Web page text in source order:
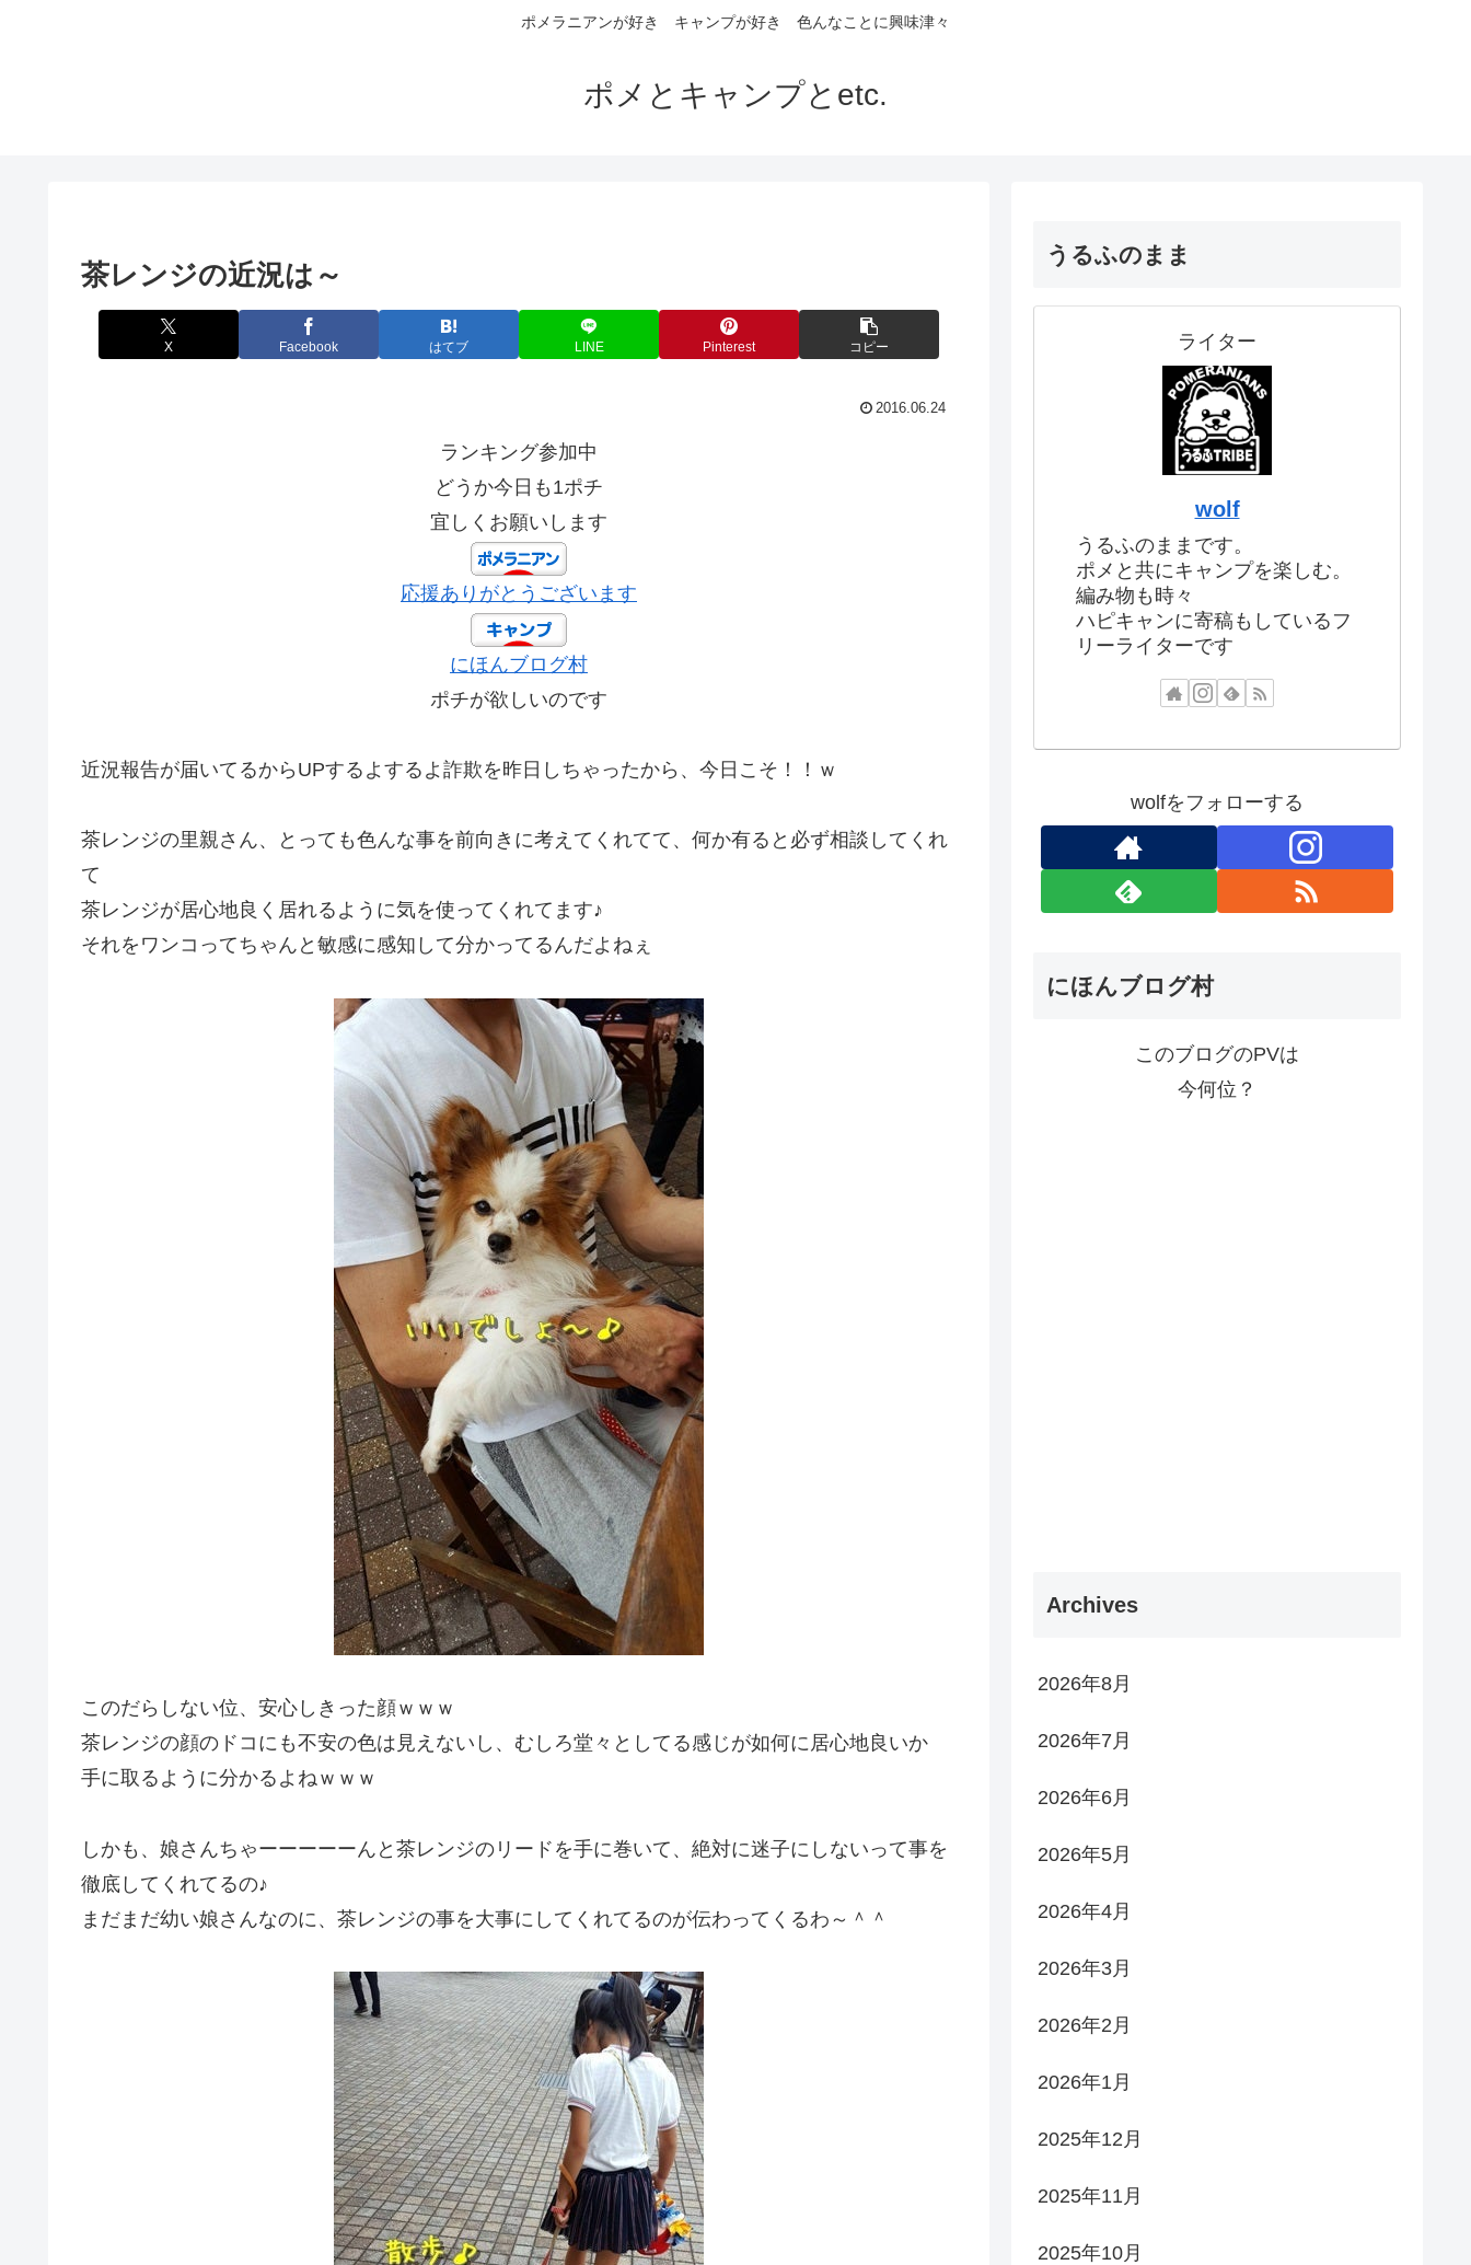
ポメラニアンが好き キャンプが好き 色んなことに興味津々
ポメとキャンプとetc.
茶レンジの近況は～
X Facebook はてブ LINE Pinterest コピー
2016.06.24
ランキング参加中
どうか今日も1ポチ
宜しくお願いします
応援ありがとうございます
にほんブログ村
ポチが欲しいのです
近況報告が届いてるからUPするよするよ詐欺を昨日しちゃったから、今日こそ！！ｗ
茶レンジの里親さん、とっても色んな事を前向きに考えてくれてて、何か有ると必ず相談してくれ
て
茶レンジが居心地良く居れるように気を使ってくれてます♪
それをワンコってちゃんと敏感に感知して分かってるんだよねぇ
このだらしない位、安心しきった顔ｗｗｗ
茶レンジの顔のドコにも不安の色は見えないし、むしろ堂々としてる感じが如何に居心地良いか
手に取るように分かるよねｗｗｗ
しかも、娘さんちゃーーーーーんと茶レンジのリードを手に巻いて、絶対に迷子にしないって事を
徹底してくれてるの♪
まだまだ幼い娘さんなのに、茶レンジの事を大事にしてくれてるのが伝わってくるわ～＾＾
うるふのまま
ライター
wolf
うるふのままです。
ポメと共にキャンプを楽しむ。
編み物も時々
ハピキャンに寄稿もしているフ
リーライターです
wolfをフォローする
にほんブログ村
このブログのPVは
今何位？
Archives
2026年8月
2026年7月
2026年6月
2026年5月
2026年4月
2026年3月
2026年2月
2026年1月
2025年12月
2025年11月
2025年10月